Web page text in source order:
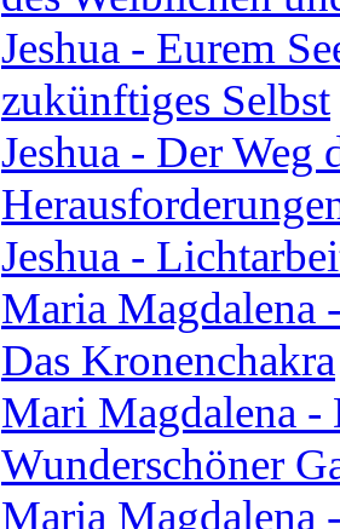
Jeshua - Eurem
zukünftiges Selbst
Jeshua - Der Weg
Jeshua -
Maria Magdalena
Das Kronenchakra
Mari Magdalena -
Wunderschöner
Maria Magdalena